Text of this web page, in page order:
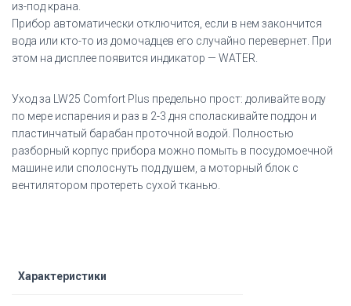
из-под крана.
Прибор автоматически отключится, если в нем закончится
вода или кто-то из домочадцев его случайно перевернет. При
этом на дисплее появится индикатор — WATER.
Уход за LW25 Comfort Plus предельно прост: доливайте воду
по мере испарения и раз в 2-3 дня споласкивайте поддон и
пластинчатый барабан проточной водой. Полностью
разборный корпус прибора можно помыть в посудомоечной
машине или сполоснуть под душем, а моторный блок с
вентилятором протереть сухой тканью.
Характеристики